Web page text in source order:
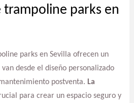
parks en
parks en Sevilla ofrecen un
desde el diseño personalizado
postventa. La
para crear un espacio seguro y